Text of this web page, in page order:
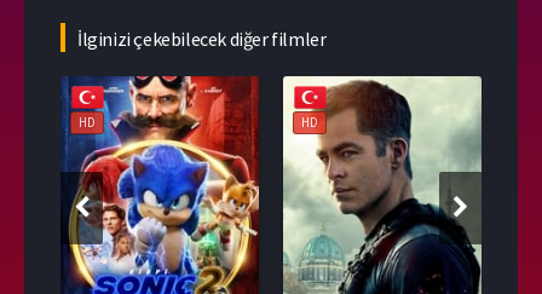
İlginizi çekebilecek diğer filmler
HD HD